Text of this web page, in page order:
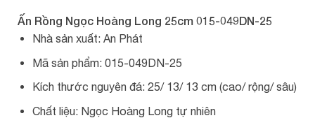
Ấn Rồng Ngọc Hoàng Long 25cm 015-049DN-25
Nhà sản xuất: An Phát
Mã sản phẩm: 015-049DN-25
Kích thước nguyên đá: 25/ 13/ 13 cm (cao/ rộng/ sâu)
Chất liệu: Ngọc Hoàng Long tự nhiên